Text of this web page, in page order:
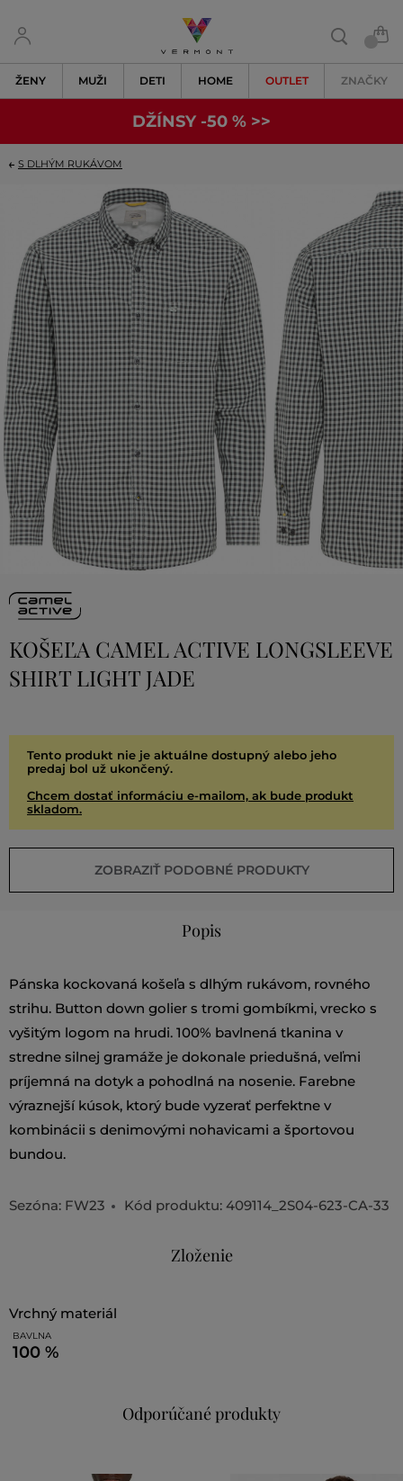
ŽENY MUŽI DETI HOME OUTLET ZNAČKY
DŽÍNSY -50 % >>
S DLHÝM RUKÁVOM
KOŠEĽA CAMEL ACTIVE LONGSLEEVE
SHIRT LIGHT JADE
Tento produkt nie je aktuálne dostupný alebo jeho
predaj bol už ukončený.
Chcem dostať informáciu e-mailom, ak bude produkt
skladom.
ZOBRAZIŤ PODOBNÉ PRODUKTY
Popis
Pánska kockovaná košeľa s dlhým rukávom, rovného
strihu. Button down golier s tromi gombíkmi, vrecko s
vyšitým logom na hrudi. 100% bavlnená tkanina v
stredne silnej gramáže je dokonale priedušná, veľmi
príjemná na dotyk a pohodlná na nosenie. Farebne
výraznejší kúsok, ktorý bude vyzerať perfektne v
kombinácii s denimovými nohavicami a športovou
bundou.
Sezóna: FW23 Kód produktu: 409114_2S04-623-CA-33
Zloženie
vrchný materiál
BAVLNA
100 %
Odporúčané produkty